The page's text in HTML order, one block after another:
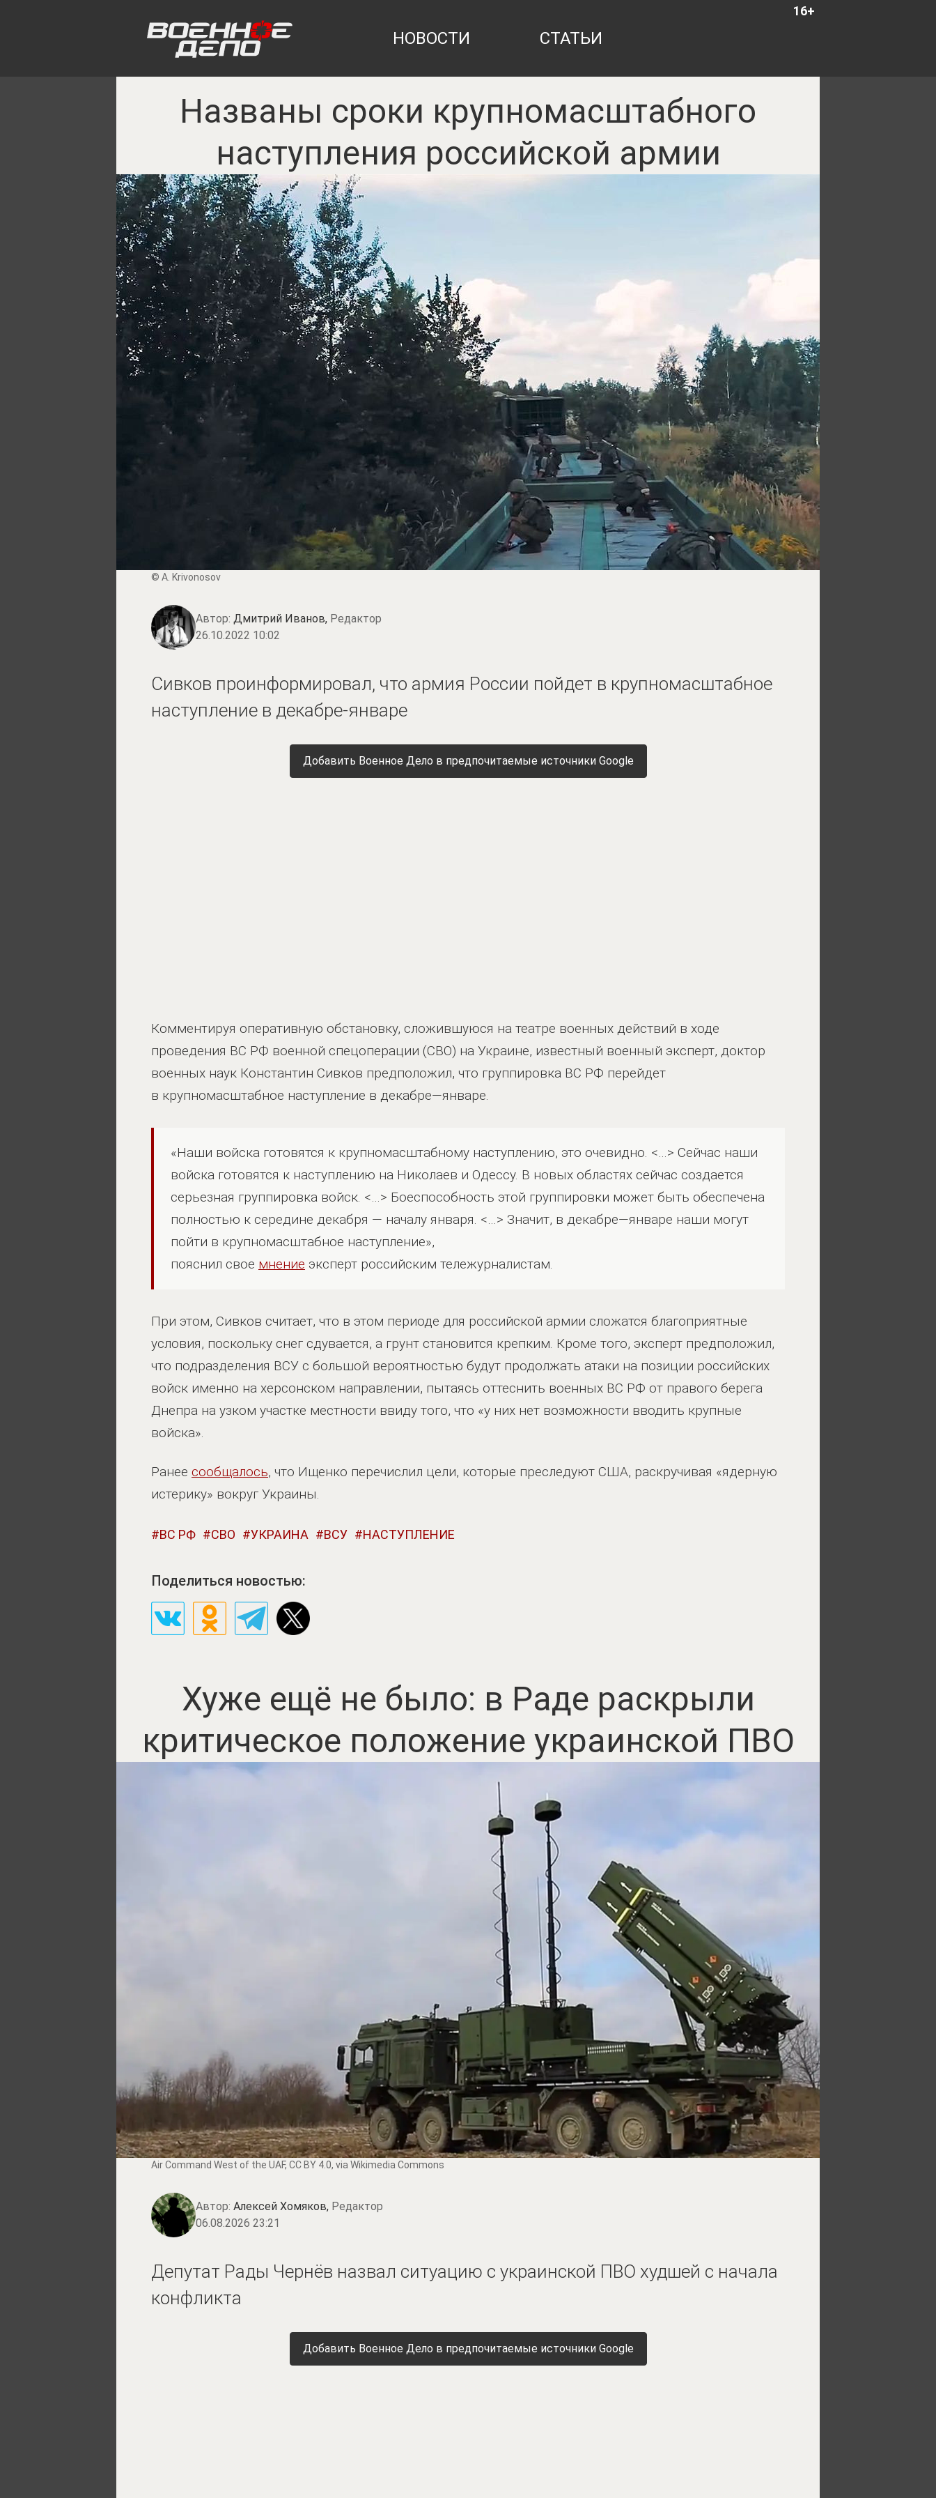
16+
НОВОСТИ СТАТЬИ
Названы сроки крупномасштабного
наступления российской армии
© A. Krivonosov
Автор: Дмитрий Иванов, Редактор
26.10.2022 10:02
Сивков проинформировал, что армия России пойдет в крупномасштабное
наступление в декабре-январе
Добавить Военное Дело в предпочитаемые источники Google
Комментируя оперативную обстановку, сложившуюся на театре военных действий в ходе
проведения ВС РФ военной спецоперации (СВО) на Украине, известный военный эксперт, доктор
военных наук Константин Сивков предположил, что группировка ВС РФ перейдет
в крупномасштабное наступление в декабре—январе.
«Наши войска готовятся к крупномасштабному наступлению, это очевидно. <…> Сейчас наши
войска готовятся к наступлению на Николаев и Одессу. В новых областях сейчас создается
серьезная группировка войск. <…> Боеспособность этой группировки может быть обеспечена
полностью к середине декабря — началу января. <…> Значит, в декабре—январе наши могут
пойти в крупномасштабное наступление»,
пояснил свое мнение эксперт российским тележурналистам.
При этом, Сивков считает, что в этом периоде для российской армии сложатся благоприятные
условия, поскольку снег сдувается, а грунт становится крепким. Кроме того, эксперт предположил,
что подразделения ВСУ с большой вероятностью будут продолжать атаки на позиции российских
войск именно на херсонском направлении, пытаясь оттеснить военных ВС РФ от правого берега
Днепра на узком участке местности ввиду того, что «у них нет возможности вводить крупные
войска».
Ранее сообщалось, что Ищенко перечислил цели, которые преследуют США, раскручивая «ядерную
истерику» вокруг Украины.
ВС РФ СВО УКРАИНА ВСУ НАСТУПЛЕНИЕ
Поделиться новостью:
Хуже ещё не было: в Раде раскрыли
критическое положение украинской ПВО
Air Command West of the UAF, CC BY 4.0, via Wikimedia Commons
Автор: Алексей Хомяков, Редактор
06.08.2026 23:21
Депутат Рады Чернёв назвал ситуацию с украинской ПВО худшей с начала
конфликта
Добавить Военное Дело в предпочитаемые источники Google